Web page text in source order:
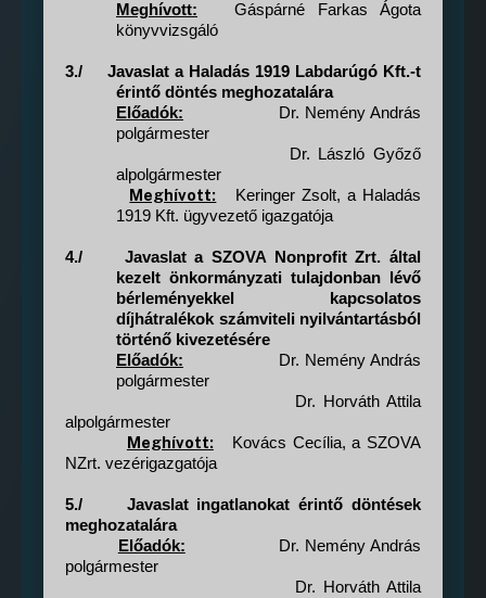
Meghívott:
Gáspárné Farkas Ágota
könyvvizsgáló
3./
Javaslat a Haladás 1919 Labdarúgó Kft.-t
érintő döntés meghozatalára
Előadók:
Dr. Nemény András
polgármester
Dr. László Győző
alpolgármester
Meghívott:
Keringer Zsolt, a Haladás
1919 Kft. ügyvezető igazgatója
4./
Javaslat a SZOVA Nonprofit Zrt. által
kezelt önkormányzati tulajdonban lévő
bérleményekkel kapcsolatos
díjhátralékok számviteli nyilvántartásból
történő kivezetésére
Előadók:
Dr. Nemény András
polgármester
Dr. Horváth Attila
alpolgármester
Meghívott:
Kovács Cecília, a SZOVA
NZrt. vezérigazgatója
5./
Javaslat ingatlanokat érintő döntések
meghozatalára
Előadók:
Dr. Nemény András
polgármester
Dr. Horváth Attila